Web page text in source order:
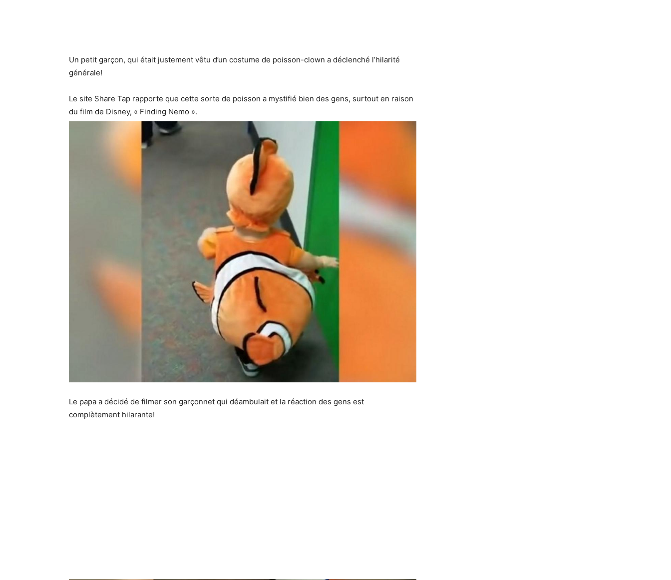
Un petit garçon, qui était justement vêtu d’un costume de poisson-clown a déclenché l’hilarité
générale!
Le site Share Tap rapporte que cette sorte de poisson a mystifié bien des gens, surtout en raison
du film de Disney, « Finding Nemo ».
Le papa a décidé de filmer son garçonnet qui déambulait et la réaction des gens est
complètement hilarante!